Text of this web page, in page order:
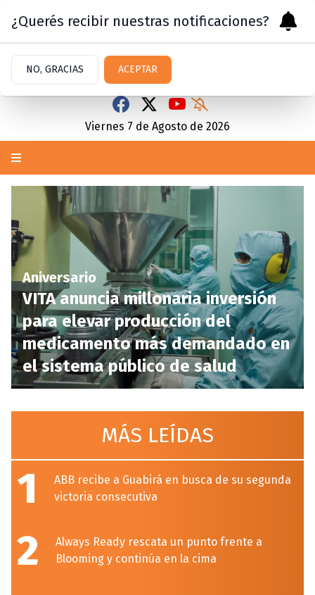
Viernes 7 de Agosto de 2026
Aniversario
VITA anuncia millonaria inversión
para elevar producción del
medicamento más demandado en
el sistema público de salud
MÁS LEÍDAS
1
ABB recibe a Guabirá en busca de su segunda
victoria consecutiva
2
Always Ready rescata un punto frente a
Blooming y continúa en la cima
¿Querés recibir nuestras notificaciones?
NO, GRACIAS ACEPTAR